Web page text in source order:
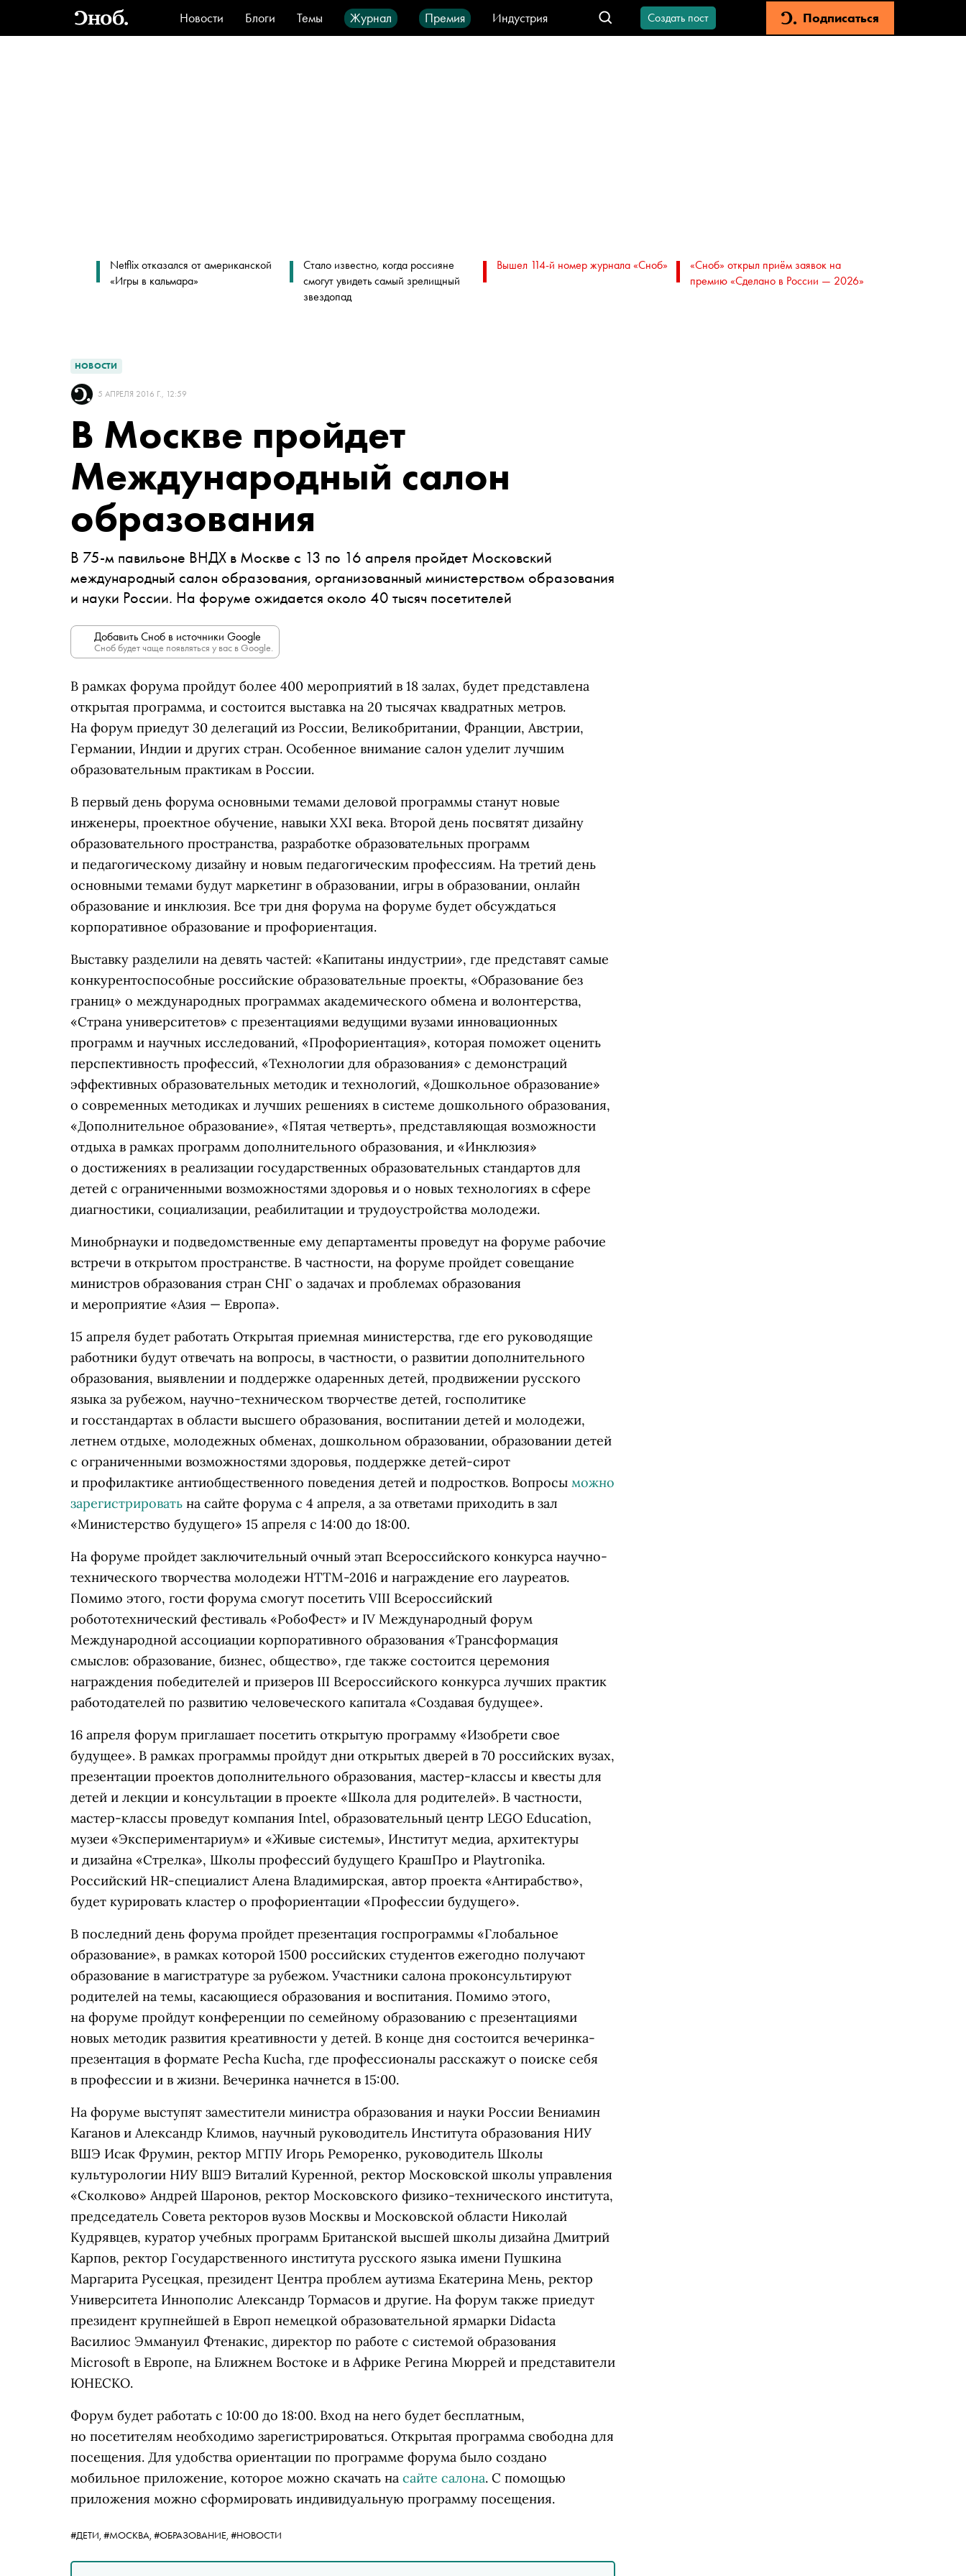
Новости Блоги Темы Журнал Премия
Индустрия
Стиль
Видео Город IT-продукты
Создать пост Подписаться
Netflix отказался от американской
«Игры в кальмара»
Стало известно, когда россияне
смогут увидеть самый зрелищный
звездопад
Вышел 114-й номер журнала «Сноб»
«Сноб» открыл приём заявок на
премию «Сделано в России — 2026»
НОВОСТИ
5 АПРЕЛЯ 2016 Г., 12:59
В Москве пройдет
Международный салон
образования
В 75-м павильоне ВНДХ в Москве с 13 по 16 апреля пройдет Московский
международный салон образования, организованный министерством образования
и науки России. На форуме ожидается около 40 тысяч посетителей
Добавить Сноб в источники Google
Сноб будет чаще появляться у вас в Google.
В рамках форума пройдут более 400 мероприятий в 18 залах, будет представлена
открытая программа, и состоится выставка на 20 тысячах квадратных метров.
На форум приедут 30 делегаций из России, Великобритании, Франции, Австрии,
Германии, Индии и других стран. Особенное внимание салон уделит лучшим
образовательным практикам в России.
В первый день форума основными темами деловой программы станут новые
инженеры, проектное обучение, навыки XXI века. Второй день посвятят дизайну
образовательного пространства, разработке образовательных программ
и педагогическому дизайну и новым педагогическим профессиям. На третий день
основными темами будут маркетинг в образовании, игры в образовании, онлайн
образование и инклюзия. Все три дня форума на форуме будет обсуждаться
корпоративное образование и профориентация.
Выставку разделили на девять частей: «Капитаны индустрии», где представят самые
конкурентоспособные российские образовательные проекты, «Образование без
границ» о международных программах академического обмена и волонтерства,
«Страна университетов» с презентациями ведущими вузами инновационных
программ и научных исследований, «Профориентация», которая поможет оценить
перспективность профессий, «Технологии для образования» с демонстраций
эффективных образовательных методик и технологий, «Дошкольное образование»
о современных методиках и лучших решениях в системе дошкольного образования,
«Дополнительное образование», «Пятая четверть», представляющая возможности
отдыха в рамках программ дополнительного образования, и «Инклюзия»
о достижениях в реализации государственных образовательных стандартов для
детей с ограниченными возможностями здоровья и о новых технологиях в сфере
диагностики, социализации, реабилитации и трудоустройства молодежи.
Минобрнауки и подведомственные ему департаменты проведут на форуме рабочие
встречи в открытом пространстве. В частности, на форуме пройдет совещание
министров образования стран СНГ о задачах и проблемах образования
и мероприятие «Азия — Европа».
15 апреля будет работать Открытая приемная министерства, где его руководящие
работники будут отвечать на вопросы, в частности, о развитии дополнительного
образования, выявлении и поддержке одаренных детей, продвижении русского
языка за рубежом, научно-техническом творчестве детей, госполитике
и госстандартах в области высшего образования, воспитании детей и молодежи,
летнем отдыхе, молодежных обменах, дошкольном образовании, образовании детей
с ограниченными возможностями здоровья, поддержке детей-сирот
и профилактике антиобщественного поведения детей и подростков. Вопросы можно
зарегистрировать на сайте форума с 4 апреля, а за ответами приходить в зал
«Министерство будущего» 15 апреля с 14:00 до 18:00.
На форуме пройдет заключительный очный этап Всероссийского конкурса научно-
технического творчества молодежи HTTM-2016 и награждение его лауреатов.
Помимо этого, гости форума смогут посетить VIII Всероссийский
робототехнический фестиваль «РобоФест» и IV Международный форум
Международной ассоциации корпоративного образования «Трансформация
смыслов: образование, бизнес, общество», где также состоится церемония
награждения победителей и призеров III Всероссийского конкурса лучших практик
работодателей по развитию человеческого капитала «Создавая будущее».
16 апреля форум приглашает посетить открытую программу «Изобрети свое
будущее». В рамках программы пройдут дни открытых дверей в 70 российских вузах,
презентации проектов дополнительного образования, мастер-классы и квесты для
детей и лекции и консультации в проекте «Школа для родителей». В частности,
мастер-классы проведут компания Intel, образовательный центр LEGO Education,
музеи «Экспериментариум» и «Живые системы», Институт медиа, архитектуры
и дизайна «Стрелка», Школы профессий будущего КрашПро и Playtronika.
Российский HR-специалист Алена Владимирская, автор проекта «Антирабство»,
будет курировать кластер о профориентации «Профессии будущего».
В последний день форума пройдет презентация госпрограммы «Глобальное
образование», в рамках которой 1500 российских студентов ежегодно получают
образование в магистратуре за рубежом. Участники салона проконсультируют
родителей на темы, касающиеся образования и воспитания. Помимо этого,
на форуме пройдут конференции по семейному образованию с презентациями
новых методик развития креативности у детей. В конце дня состоится вечеринка-
презентация в формате Pecha Kucha, где профессионалы расскажут о поиске себя
в профессии и в жизни. Вечеринка начнется в 15:00.
На форуме выступят заместители министра образования и науки России Вениамин
Каганов и Александр Климов, научный руководитель Института образования НИУ
ВШЭ Исак Фрумин, ректор МГПУ Игорь Реморенко, руководитель Школы
культурологии НИУ ВШЭ Виталий Куренной, ректор Московской школы управления
«Сколково» Андрей Шаронов, ректор Московского физико-технического института,
председатель Совета ректоров вузов Москвы и Московской области Николай
Кудрявцев, куратор учебных программ Британской высшей школы дизайна Дмитрий
Карпов, ректор Государственного института русского языка имени Пушкина
Маргарита Русецкая, президент Центра проблем аутизма Екатерина Мень, ректор
Университета Иннополис Александр Тормасов и другие. На форум также приедут
президент крупнейшей в Европ немецкой образовательной ярмарки Didacta
Василиос Эммануил Фтенакис, директор по работе с системой образования
Microsoft в Европе, на Ближнем Востоке и в Африке Регина Мюррей и представители
ЮНЕСКО.
Форум будет работать с 10:00 до 18:00. Вход на него будет бесплатным,
но посетителям необходимо зарегистрироваться. Открытая программа свободна для
посещения. Для удобства ориентации по программе форума было создано
мобильное приложение, которое можно скачать на сайте салона. С помощью
приложения можно сформировать индивидуальную программу посещения.
#ДЕТИ, #МОСКВА, #ОБРАЗОВАНИЕ, #НОВОСТИ